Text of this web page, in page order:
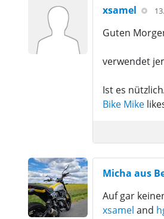
xsamel
Guten
verwendet
Ist es
Bike Mike
Micha aus
Auf gar
xsamel and